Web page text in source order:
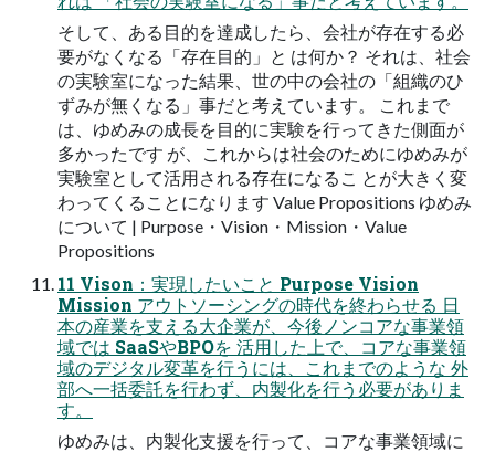
そして、ある目的を達成したら、会社が存在する必
要がなくなる「存在目的」と は何か？ それは、社会
の実験室になった結果、世の中の会社の「組織のひ
ずみが無くなる」事だと考えています。 これまで
は、ゆめみの成長を目的に実験を行ってきた側面が
多かったです が、これからは社会のためにゆめみが
実験室として活用される存在になるこ とが大きく変
わってくることになります Value Propositions ゆめみ
について | Purpose・Vision・Mission・Value
Propositions
11 Vison：実現したいこと Purpose Vision
Mission アウトソーシングの時代を終わらせる 日
本の産業を支える大企業が、今後ノンコアな事業領
域では SaaSやBPOを 活用した上で、コアな事業領
域のデジタル変革を行うには、これまでのような 外
部へ一括委託を行わず、内製化を行う必要がありま
す。
ゆめみは、内製化支援を行って、コアな事業領域に